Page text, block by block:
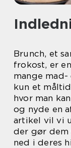
Brunch, et
frokost, er
mange
kun et
hvor man
og nyde en
artikel vil vi
der gør dem
ned i deres